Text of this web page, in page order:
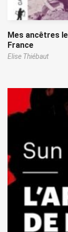
Mes ancêtres
France
Elise Thiébaut